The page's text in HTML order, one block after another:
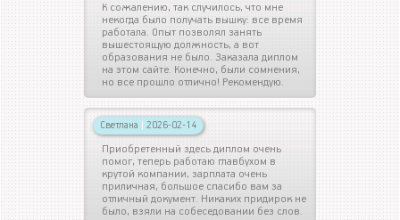
К сожалению, так случилось, что мне
некогда было получать вышку: все время
работала. Опыт позволял занять
вышестоящую должность, а вот
образования не было. Заказала диплом
на этом сайте. Конечно, были сомнения,
но все прошло отлично! Рекомендую.
Светлана 2026-02-14
Приобретенный здесь диплом очень
помог, теперь работаю главбухом в
крутой компании, зарплата очень
приличная, большое спасибо вам за
отличный документ. Никаких придирок не
было, взяли на собеседовании без слов.